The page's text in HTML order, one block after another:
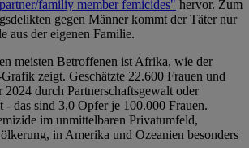
familiy member femicides" hervor. Zum
gegen Männer kommt der Täter nur
aus der eigenen Familie.
meisten Betroffenen ist Afrika, wie der
zeigt. Geschätzte 22.600 Frauen und
2024 durch Partnerschaftsgewalt oder
das sind 3,0 Opfer je 100.000 Frauen.
im unmittelbaren Privatumfeld,
in Amerika und Ozeanien besonders